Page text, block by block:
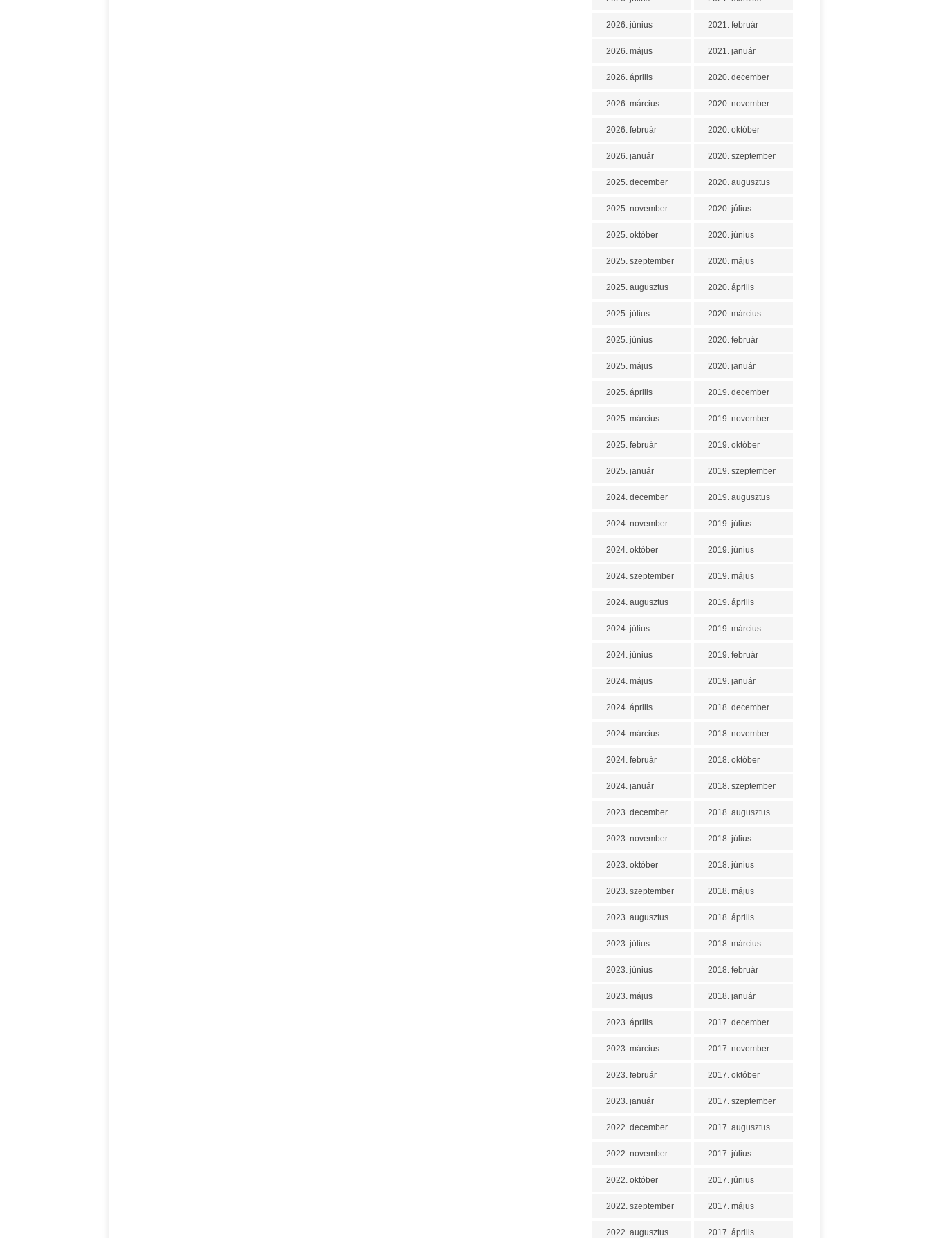
2026. június
2026. május
2026. április
2026. március
2026. február
2026. január
2025. december
2025. november
2025. október
2025. szeptember
2025. augusztus
2025. július
2025. június
2025. május
2025. április
2025. március
2025. február
2025. január
2024. december
2024. november
2024. október
2024. szeptember
2024. augusztus
2024. július
2024. június
2024. május
2024. április
2024. március
2024. február
2024. január
2023. december
2023. november
2023. október
2023. szeptember
2023. augusztus
2023. július
2023. június
2023. május
2023. április
2023. március
2023. február
2023. január
2022. december
2022. november
2022. október
2022. szeptember
2022. augusztus
2021. február
2021. január
2020. december
2020. november
2020. október
2020. szeptember
2020. augusztus
2020. július
2020. június
2020. május
2020. április
2020. március
2020. február
2020. január
2019. december
2019. november
2019. október
2019. szeptember
2019. augusztus
2019. július
2019. június
2019. május
2019. április
2019. március
2019. február
2019. január
2018. december
2018. november
2018. október
2018. szeptember
2018. augusztus
2018. július
2018. június
2018. május
2018. április
2018. március
2018. február
2018. január
2017. december
2017. november
2017. október
2017. szeptember
2017. augusztus
2017. július
2017. június
2017. május
2017. április